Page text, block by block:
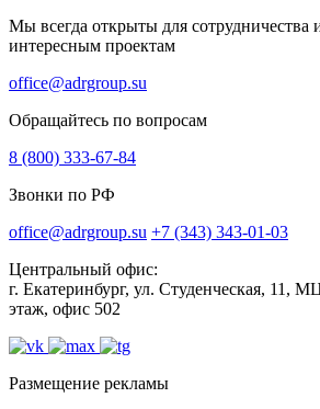
Мы всегда открыты для
интересным проектам
office@adrgroup.su
Обращайтесь по вопросам
8 (800) 333-67-84
Звонки по РФ
office@adrgroup.su +7 (343) 343-01-03
Центральный офис:
г. Екатеринбург, ул. Студенческая, 11,
этаж, офис 502
Размещение рекламы